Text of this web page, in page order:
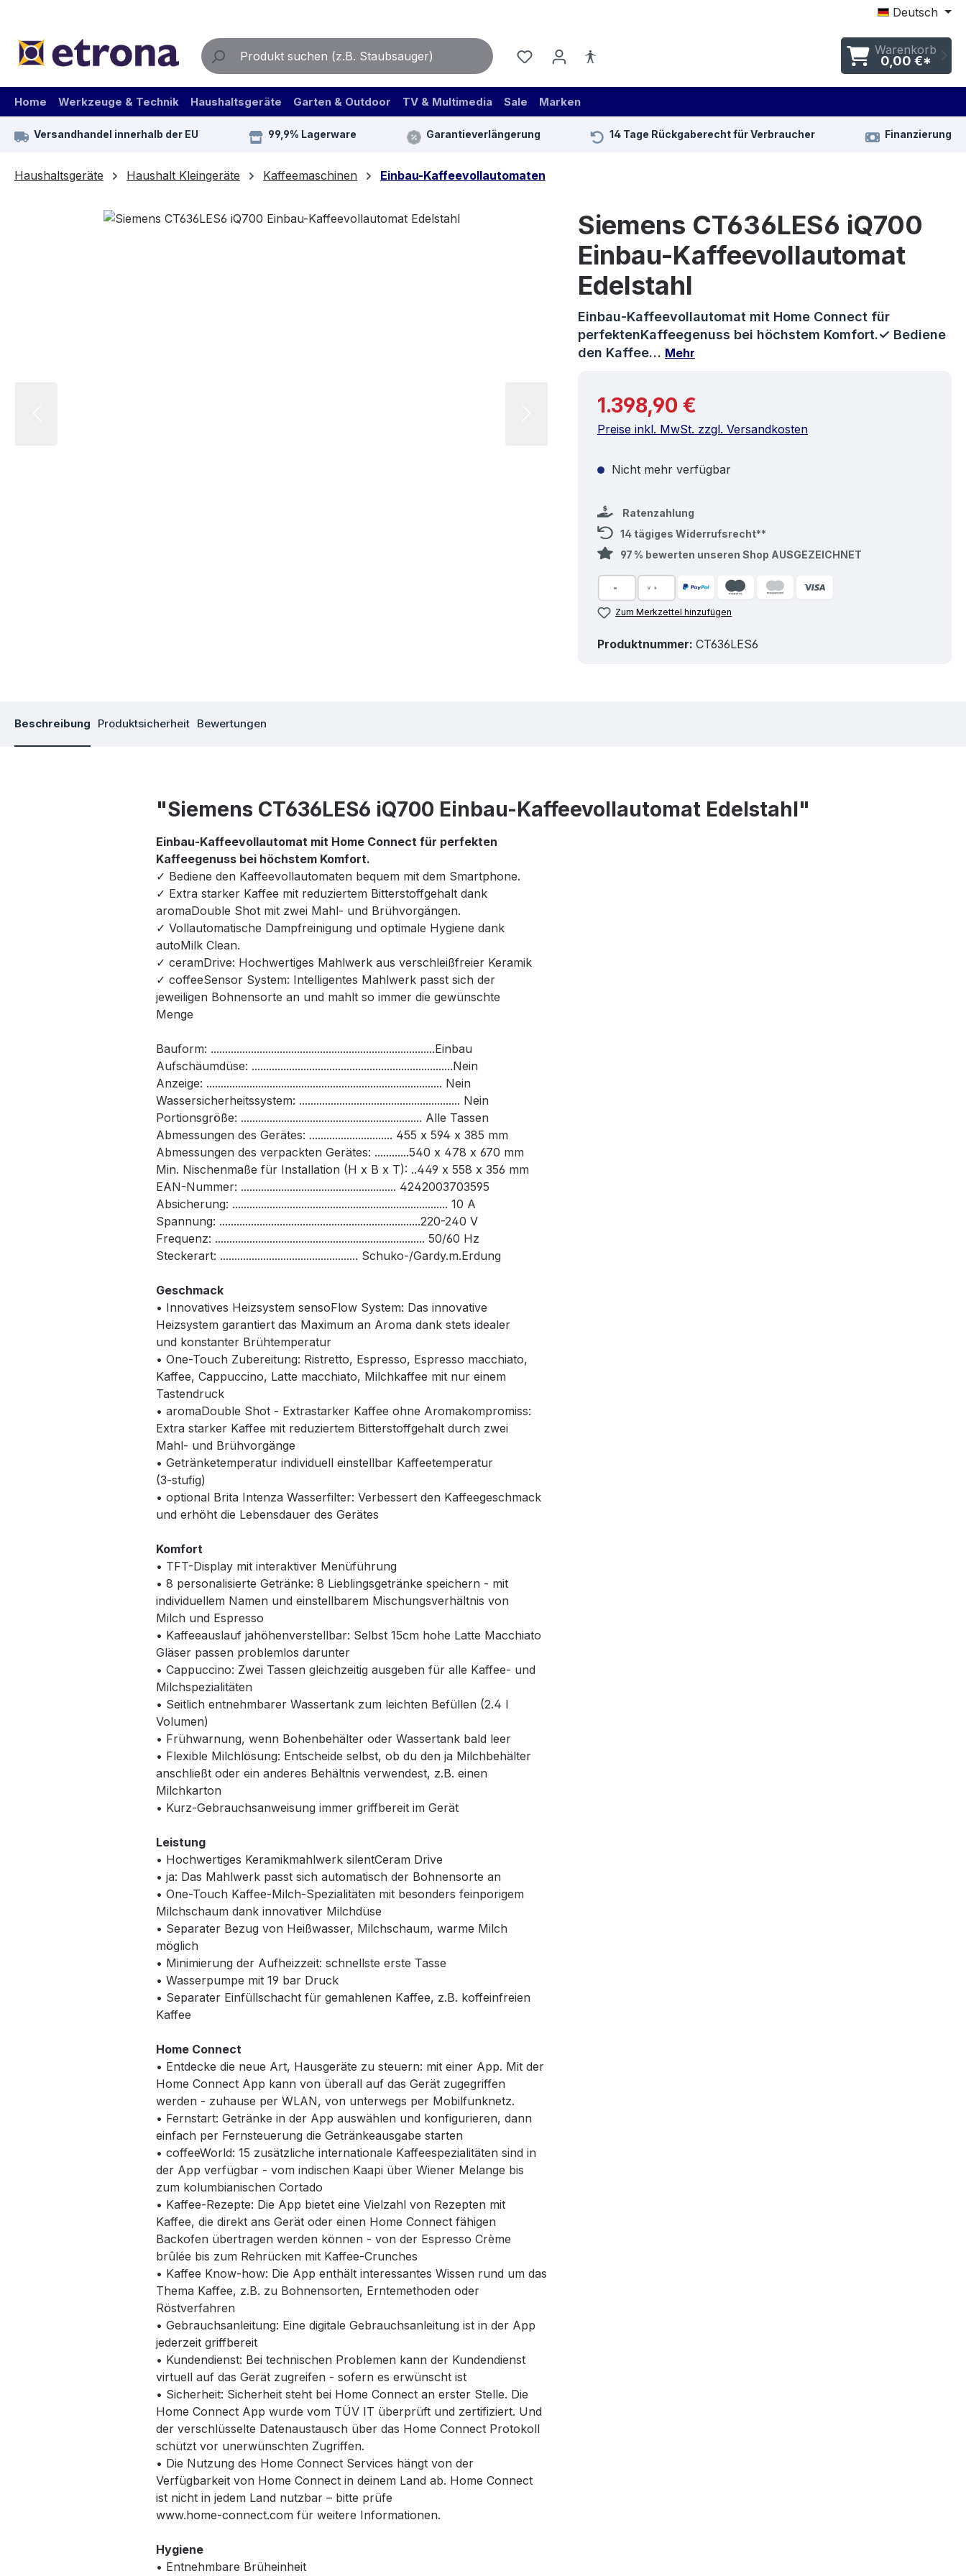
Deutsch
Warenkorb
0,00 €*
Home Werkzeuge & Technik Haushaltsgeräte Garten & Outdoor TV & Multimedia Sale Marken
Versandhandel innerhalb der EU 99,9% Lagerware Garantieverlängerung 14 Tage Rückgaberecht für Verbraucher Finanzierung
Haushaltsgeräte Haushalt Kleingeräte Kaffeemaschinen Einbau-Kaffeevollautomaten
Bildergalerie überspringen
Siemens CT636LES6 iQ700
Einbau-Kaffeevollautomat
Edelstahl
Einbau‐Kaffeevollautomat mit Home Connect für
perfektenKaffeegenuss bei höchstem Komfort.✓ Bediene
den Kaffee… Mehr
Regulärer Preis:
1.398,90 €
Preise inkl. MwSt. zzgl. Versandkosten
Nicht mehr verfügbar
Ratenzahlung
14 tägiges Widerrufsrecht**
97 % bewerten unseren Shop AUSGEZEICHNET
Zum Merkzettel hinzufügen
Produktnummer: CT636LES6
Beschreibung Produktsicherheit Bewertungen
"Siemens CT636LES6 iQ700 Einbau-Kaffeevollautomat Edelstahl"
Einbau‐Kaffeevollautomat mit Home Connect für perfekten
Kaffeegenuss bei höchstem Komfort.
✓ Bediene den Kaffeevollautomaten bequem mit dem Smartphone.
✓ Extra starker Kaffee mit reduziertem Bitterstoffgehalt dank
aromaDouble Shot mit zwei Mahl- und Brühvorgängen.
✓ Vollautomatische Dampfreinigung und optimale Hygiene dank
autoMilk Clean.
✓ ceramDrive: Hochwertiges Mahlwerk aus verschleißfreier Keramik
✓ coffeeSensor System: Intelligentes Mahlwerk passt sich der
jeweiligen Bohnensorte an und mahlt so immer die gewünschte
Menge
Bauform: ..............................................................................Einbau
Aufschäumdüse: ......................................................................Nein
Anzeige: .................................................................................. Nein
Wassersicherheitssystem: ........................................................ Nein
Portionsgröße: ............................................................... Alle Tassen
Abmessungen des Gerätes: ............................. 455 x 594 x 385 mm
Abmessungen des verpackten Gerätes: ............540 x 478 x 670 mm
Min. Nischenmaße für Installation (H x B x T): ..449 x 558 x 356 mm
EAN-Nummer: ...................................................... 4242003703595
Absicherung: ........................................................................... 10 A
Spannung: ......................................................................220-240 V
Frequenz: ......................................................................... 50/60 Hz
Steckerart: ................................................ Schuko-/Gardy.m.Erdung
Geschmack
• Innovatives Heizsystem sensoFlow System: Das innovative
Heizsystem garantiert das Maximum an Aroma dank stets idealer
und konstanter Brühtemperatur
• One-Touch Zubereitung: Ristretto, Espresso, Espresso macchiato,
Kaffee, Cappuccino, Latte macchiato, Milchkaffee mit nur einem
Tastendruck
• aromaDouble Shot - Extrastarker Kaffee ohne Aromakompromiss:
Extra starker Kaffee mit reduziertem Bitterstoffgehalt durch zwei
Mahl- und Brühvorgänge
• Getränketemperatur individuell einstellbar Kaffeetemperatur
(3-stufig)
• optional Brita Intenza Wasserfilter: Verbessert den Kaffeegeschmack
und erhöht die Lebensdauer des Gerätes
Komfort
• TFT-Display mit interaktiver Menüführung
• 8 personalisierte Getränke: 8 Lieblingsgetränke speichern - mit
individuellem Namen und einstellbarem Mischungsverhältnis von
Milch und Espresso
• Kaffeeauslauf jahöhenverstellbar: Selbst 15cm hohe Latte Macchiato
Gläser passen problemlos darunter
• Cappuccino: Zwei Tassen gleichzeitig ausgeben für alle Kaffee- und
Milchspezialitäten
• Seitlich entnehmbarer Wassertank zum leichten Befüllen (2.4 l
Volumen)
• Frühwarnung, wenn Bohenbehälter oder Wassertank bald leer
• Flexible Milchlösung: Entscheide selbst, ob du den ja Milchbehälter
anschließt oder ein anderes Behältnis verwendest, z.B. einen
Milchkarton
• Kurz-Gebrauchsanweisung immer griffbereit im Gerät
Leistung
• Hochwertiges Keramikmahlwerk silentCeram Drive
• ja: Das Mahlwerk passt sich automatisch der Bohnensorte an
• One-Touch Kaffee-Milch-Spezialitäten mit besonders feinporigem
Milchschaum dank innovativer Milchdüse
• Separater Bezug von Heißwasser, Milchschaum, warme Milch
möglich
• Minimierung der Aufheizzeit: schnellste erste Tasse
• Wasserpumpe mit 19 bar Druck
• Separater Einfüllschacht für gemahlenen Kaffee, z.B. koffeinfreien
Kaffee
Home Connect
• Entdecke die neue Art, Hausgeräte zu steuern: mit einer App. Mit der
Home Connect App kann von überall auf das Gerät zugegriffen
werden - zuhause per WLAN, von unterwegs per Mobilfunknetz.
• Fernstart: Getränke in der App auswählen und konfigurieren, dann
einfach per Fernsteuerung die Getränkeausgabe starten
• coffeeWorld: 15 zusätzliche internationale Kaffeespezialitäten sind in
der App verfügbar - vom indischen Kaapi über Wiener Melange bis
zum kolumbianischen Cortado
• Kaffee-Rezepte: Die App bietet eine Vielzahl von Rezepten mit
Kaffee, die direkt ans Gerät oder einen Home Connect fähigen
Backofen übertragen werden können - von der Espresso Crème
brûlée bis zum Rehrücken mit Kaffee-Crunches
• Kaffee Know-how: Die App enthält interessantes Wissen rund um das
Thema Kaffee, z.B. zu Bohnensorten, Erntemethoden oder
Röstverfahren
• Gebrauchsanleitung: Eine digitale Gebrauchsanleitung ist in der App
jederzeit griffbereit
• Kundendienst: Bei technischen Problemen kann der Kundendienst
virtuell auf das Gerät zugreifen - sofern es erwünscht ist
• Sicherheit: Sicherheit steht bei Home Connect an erster Stelle. Die
Home Connect App wurde vom TÜV IT überprüft und zertifiziert. Und
der verschlüsselte Datenaustausch über das Home Connect Protokoll
schützt vor unerwünschten Zugriffen.
• Die Nutzung des Home Connect Services hängt von der
Verfügbarkeit von Home Connect in deinem Land ab. Home Connect
ist nicht in jedem Land nutzbar – bitte prüfe
www.home-connect.com für weitere Informationen.
Hygiene
• Entnehmbare Brüheinheit